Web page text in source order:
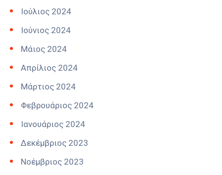
Ιούλιος 2024
Ιούνιος 2024
Μάιος 2024
Απρίλιος 2024
Μάρτιος 2024
Φεβρουάριος 2024
Ιανουάριος 2024
Δεκέμβριος 2023
Νοέμβριος 2023